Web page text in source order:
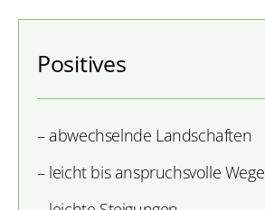
Positives
– abwechselnde Landschaften
– leicht bis anspruchsvolle Wege